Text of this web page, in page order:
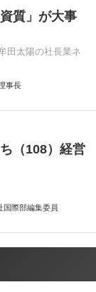
質」が大事
田太陽の社長業ネ
事長
（108）経営
国際部編集委員